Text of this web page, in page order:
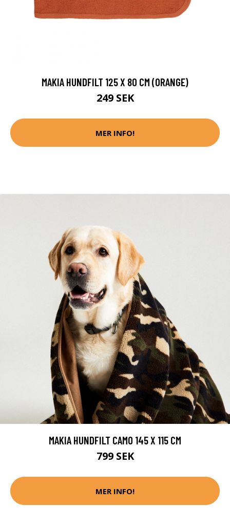
MAKIA HUNDFILT 125 X 80 CM (ORANGE)
249 SEK
MER INFO!
MAKIA HUNDFILT CAMO 145 X 115 CM
799 SEK
MER INFO!